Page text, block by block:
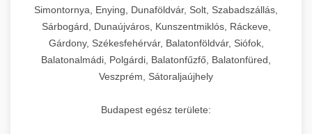
kereskedelmi tésztakeverő
chef-iparikonyhagepek.hu
professzionális élelmiszer szeletelő
Kereskedelmi vákuumcsomagoló berendezések
élelmiszerek tartósításához. Hosszabbítsa a
szavatossági időt és tartsa meg a termék
frissességét.
🎁 23. Vákuumfóliázó Gép +
Ipari vákuumfóliázó gépek professzionális
Hatékony lezárási és tartósítási megoldások.
Simontornya, Enying, Dunaföldvár, Solt, Szabadszállás,
Sárbogárd, Dunaújváros, Kunszentmiklós, Ráckeve,
Gárdony, Székesfehérvár, Balatonföldvár, Siófok,
Balatonalmádi, Polgárdi, Balatonfűzfő, Balatonfüred,
Veszprém, Sátoraljaújhely
Budapest egész területe: